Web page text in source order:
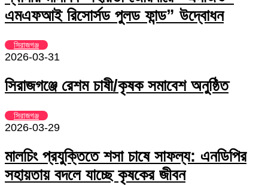
এমএফআই রিসোর্সড পুলড ফান্ড” উদ্বোধন
সিরাজগঞ্জ
2026-03-31
সিরাজগঞ্জে রেশম চাষী/কৃষক সমাবেশ অনুষ্ঠিত
সিরাজগঞ্জ
2026-03-29
মালচিং প্রযুক্তিতে শসা চাষে সাফল্য: এনডিপির
সহায়তায় বদলে যাচ্ছে কৃষকের জীবন